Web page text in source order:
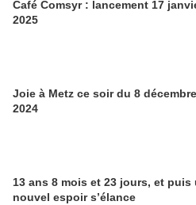
Café Comsyr : lancement 17
2025
Joie à Metz ce soir du 8 décembre
2024
13 ans 8 mois et 23 jours, et puis
nouvel espoir s’élance